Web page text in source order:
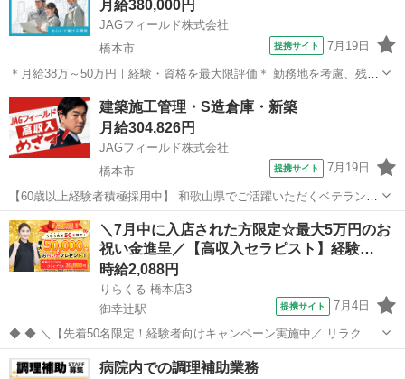
OK！ お気軽にご連絡...月給380,000円
JAGフィールド株式会社
橋本市
提携サイト 7月19日
＊月給38万～50万円｜経験・資格を最大限評価＊ 勤務地を考慮、残業
は控えめ。 長く安定して働ける現場です。 和歌山県橋本市で進行中の
物流倉庫新築工事において、 建築施工管理として培ってきたご経験
を、管理業務を中心に活か...
和歌山 橋本市 大工
建築施工管理・S造倉庫・新築
月給304,826円
JAGフィールド株式会社
橋本市
提携サイト 7月19日
【60歳以上経験者積極採用中】 和歌山県でご活躍いただくベテラン技
術者を募集！ S造倉庫新築プロジェクトの現場監督です。 現場＞橋本
市あやの台：最寄り駅から距離があるためマイカー通勤推奨 【応募資
格】 現場監督15年...
和歌山 橋本市 大工
＼7月中に入店された方限定☆最大5万円のお
祝い金進呈／【高収入セラピスト】経験…
時給2,088円
りらくる 橋本店3
御幸辻駅
提携サイト 7月4日
◆ ◆ ＼【先着50名限定！経験者向けキャンペーン実施中／ リラクゼ
ーション経験者限定！ 2026年7月1日以降にご応募いただき、7月中に1
回以上入店された先着50名の方へ、20,000円をプレゼント！ さらに、
和歌山 橋本市 御幸辻駅 セラピスト
病院内での調理補助業務